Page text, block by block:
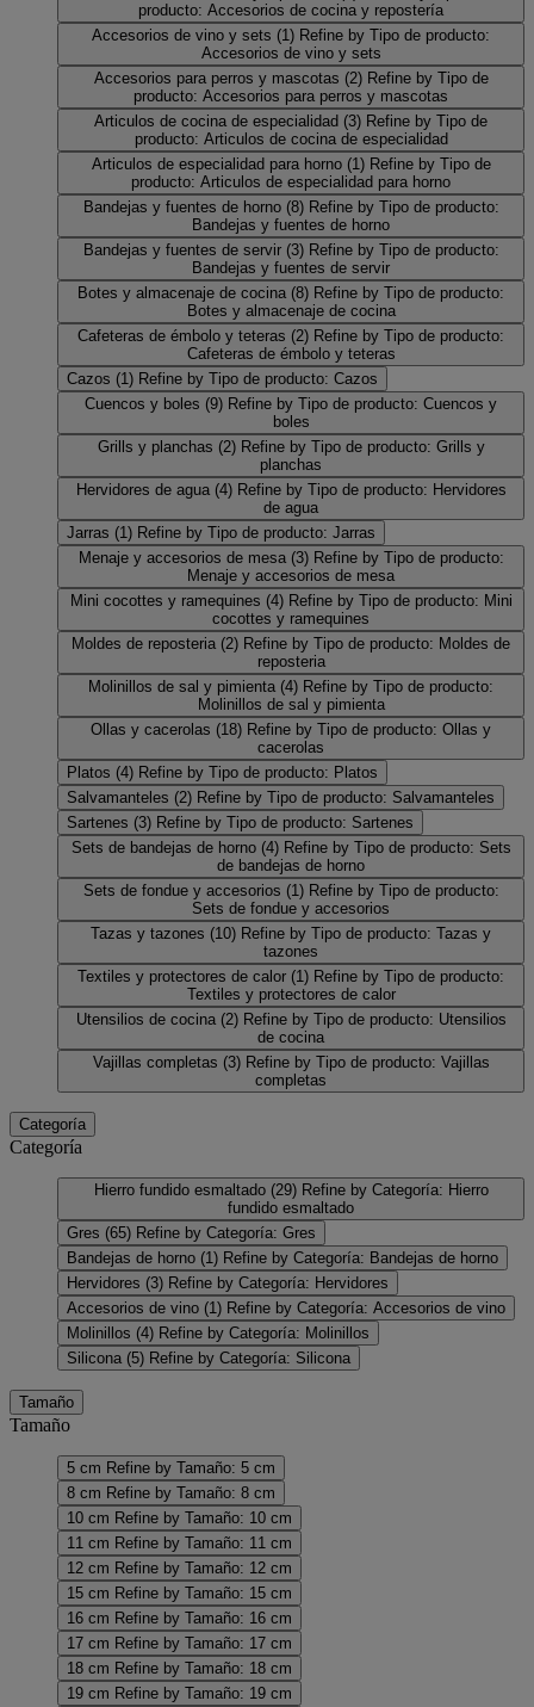
producto: Accesorios de cocina y repostería
Accesorios de vino y sets (1) Refine by Tipo de producto:
Accesorios de vino y sets
Accesorios para perros y mascotas (2) Refine by Tipo de
producto: Accesorios para perros y mascotas
Articulos de cocina de especialidad (3) Refine by Tipo de
producto: Articulos de cocina de especialidad
Articulos de especialidad para horno (1) Refine by Tipo de
producto: Articulos de especialidad para horno
Bandejas y fuentes de horno (8) Refine by Tipo de producto:
Bandejas y fuentes de horno
Bandejas y fuentes de servir (3) Refine by Tipo de producto:
Bandejas y fuentes de servir
Botes y almacenaje de cocina (8) Refine by Tipo de producto:
Botes y almacenaje de cocina
Cafeteras de émbolo y teteras (2) Refine by Tipo de producto:
Cafeteras de émbolo y teteras
Cazos (1) Refine by Tipo de producto: Cazos
Cuencos y boles (9) Refine by Tipo de producto: Cuencos y
boles
Grills y planchas (2) Refine by Tipo de producto: Grills y
planchas
Hervidores de agua (4) Refine by Tipo de producto: Hervidores
de agua
Jarras (1) Refine by Tipo de producto: Jarras
Menaje y accesorios de mesa (3) Refine by Tipo de producto:
Menaje y accesorios de mesa
Mini cocottes y ramequines (4) Refine by Tipo de producto: Mini
cocottes y ramequines
Moldes de reposteria (2) Refine by Tipo de producto: Moldes de
reposteria
Molinillos de sal y pimienta (4) Refine by Tipo de producto:
Molinillos de sal y pimienta
Ollas y cacerolas (18) Refine by Tipo de producto: Ollas y
cacerolas
Platos (4) Refine by Tipo de producto: Platos
Salvamanteles (2) Refine by Tipo de producto: Salvamanteles
Sartenes (3) Refine by Tipo de producto: Sartenes
Sets de bandejas de horno (4) Refine by Tipo de producto: Sets
de bandejas de horno
Sets de fondue y accesorios (1) Refine by Tipo de producto:
Sets de fondue y accesorios
Tazas y tazones (10) Refine by Tipo de producto: Tazas y
tazones
Textiles y protectores de calor (1) Refine by Tipo de producto:
Textiles y protectores de calor
Utensilios de cocina (2) Refine by Tipo de producto: Utensilios
de cocina
Vajillas completas (3) Refine by Tipo de producto: Vajillas
completas
Categoría
Categoría
Hierro fundido esmaltado (29) Refine by Categoría: Hierro
fundido esmaltado
Gres (65) Refine by Categoría: Gres
Bandejas de horno (1) Refine by Categoría: Bandejas de horno
Hervidores (3) Refine by Categoría: Hervidores
Accesorios de vino (1) Refine by Categoría: Accesorios de vino
Molinillos (4) Refine by Categoría: Molinillos
Silicona (5) Refine by Categoría: Silicona
Tamaño
Tamaño
5 cm Refine by Tamaño: 5 cm
8 cm Refine by Tamaño: 8 cm
10 cm Refine by Tamaño: 10 cm
11 cm Refine by Tamaño: 11 cm
12 cm Refine by Tamaño: 12 cm
15 cm Refine by Tamaño: 15 cm
16 cm Refine by Tamaño: 16 cm
17 cm Refine by Tamaño: 17 cm
18 cm Refine by Tamaño: 18 cm
19 cm Refine by Tamaño: 19 cm